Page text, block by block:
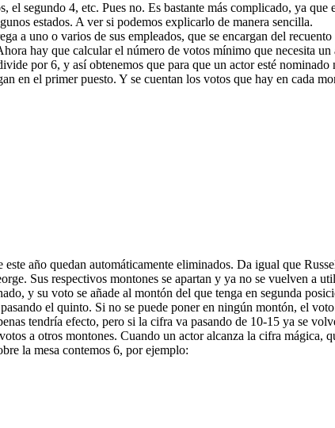
segundo 4, etc. Pues no. Es bastante más complicado, ya
estados. A ver si podemos explicarlo de manera sencilla.
a uno o varios de sus empleados, que se encargan del recuento
hay que calcular el número de votos mínimo que necesita
por 6, y así obtenemos que para que un actor esté
en el primer puesto. Y se cuentan los votos que hay en cada
año quedan automáticamente eliminados. Da igual que
Sus respectivos montones se apartan y ya no se vuelven a
y su voto se añade al montón del que tenga en segunda
el quinto. Si no se puede poner en ningún montón, el
tendría efecto, pero si la cifra va pasando de 10-15 ya se
a otros montones. Cuando un actor alcanza la cifra mágica,
la mesa contemos 6, por ejemplo: